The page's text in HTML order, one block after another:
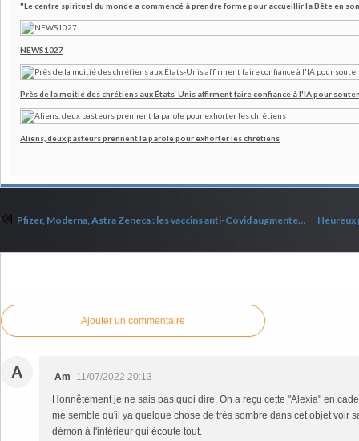
"Le centre spirituel du monde a commencé à prendre forme pour accueillir la Bête en
NEWS1027
Près de la moitié des chrétiens aux États-Unis affirment faire confiance à l'IA pour
Aliens, deux pasteurs prennent la parole pour exhorter les chrétiens
Pfizer, Moderna, Astra Zeneca : les vaccins anti-Covid augmentent les risques cardiovasculaires chez les jeunes
Ajouter un commentaire
A Am
11/07/2022 20:13
Honnêtement je ne sais pas quoi dire. On a reçu cette "Alexia" en
me semble qu'il ya quelque chose de très sombre dans cet objet voir
démon à l'intérieur qui écoute tout.